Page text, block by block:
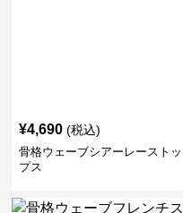
¥4,690 (税込)
骨格ウェーブシアーレーストッ
プス